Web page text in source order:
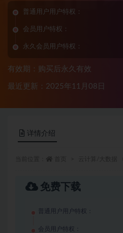
普通用户用户特权：
会员用户特权：
永久会员用户特权：
有效期：购买后永久有效
最近更新：2025年11月08日
详情介绍
免费下载
普通用户用户特权：
会员用户特权：